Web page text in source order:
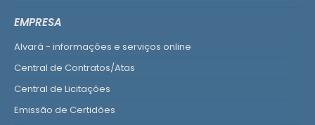
EMPRESA
Alvará - informações e serviços online
Central de Contratos/Atas
Central de Licitações
Emissão de Certidões